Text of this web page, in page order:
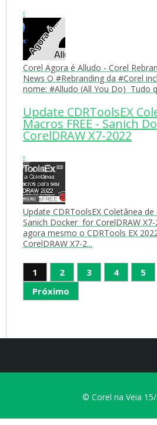
›
Corel Agora é Alludo - Corel
News O #Rebranding da #Corel
nome: #Alludo (All You Do) Tudo
Update CDRToolsEX
Macros FREE - Sanich
CorelDRAW X7-2022
›
Update CDRToolsEX Coletânea de
Sanich Docker for CorelDRAW
agora mesmo o CDRTools EX
CorelDRAW X7-2...
1 2 3 4 5
Próximo
© Corel na Veia